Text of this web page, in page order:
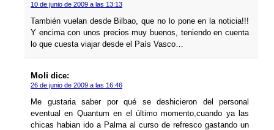
10 de junio de 2009 a las 13:13
También vuelan desde Bilbao, que no lo pone en la noticia!!!
Y encima con unos precios muy buenos, teniendo en cuenta
lo que cuesta viajar desde el Paí­s Vasco…
Moli dice:
26 de junio de 2009 a las 16:46
Me gustaria saber por qué se deshicieron del personal
eventual en Quantum en el último momento,cuando ya las
chicas habian ido a Palma al curso de refresco gastando un